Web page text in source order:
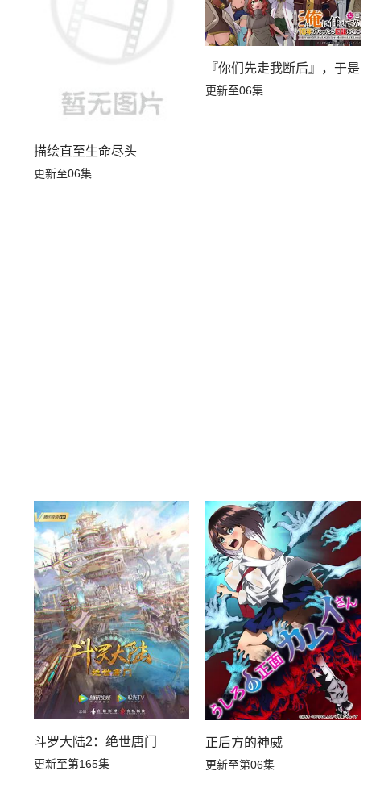
描绘直至生命尽头
更新至06集
『你们先走我断后』，于是
更新至06集
斗罗大陆2：绝世唐门
更新至第165集
正后方的神威
更新至第06集